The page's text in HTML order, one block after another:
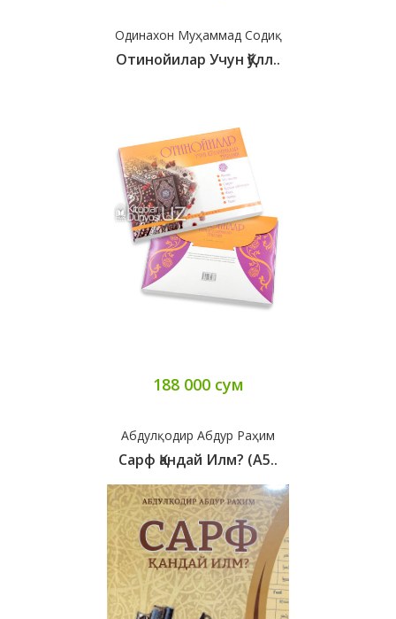
Одинахон Муҳаммад Содиқ
Отинойилар Учун Қўлл..
188 000 сум
Абдулқодир Абдур Раҳим
Сарф Қандай Илм? (А5..